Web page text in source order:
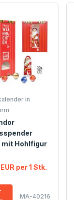
in
mit Hohlfigur
per 1 Stk.
MA-40216